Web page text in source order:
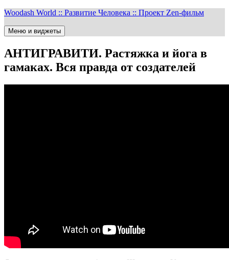
Перейти
содержимому
Woodash World :: Развитие Человека :: Проект Zen-фильм
Меню и виджеты
АНТИГРАВИТИ. Растяжка и йога в
гамаках. Вся правда от создателей